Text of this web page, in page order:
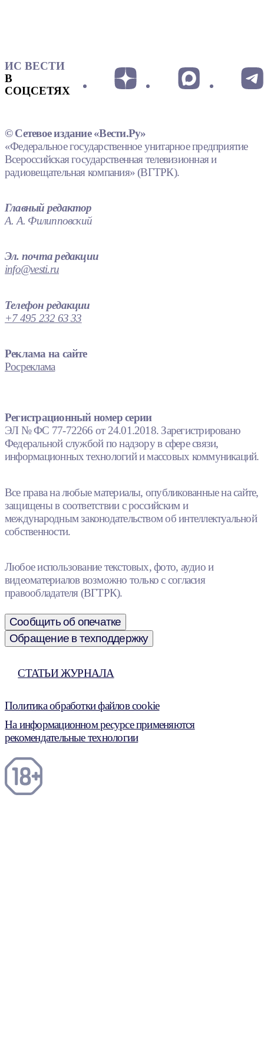
ИС ВЕСТИ
В
СОЦСЕТЯХ
© Сетевое издание «Вести.Ру»
«Федеральное государственное унитарное предприятие
Всероссийская государственная телевизионная и
радиовещательная компания» (ВГТРК).
Главный редактор
А. А. Филипповский
Эл. почта редакции
info@vesti.ru
Телефон редакции
+7 495 232 63 33
Реклама на сайте
Росреклама
Регистрационный номер серии
ЭЛ № ФС 77-72266 от 24.01.2018. Зарегистрировано
Федеральной службой по надзору в сфере связи,
информационных технологий и массовых коммуникаций.
Все права на любые материалы, опубликованные на сайте,
защищены в соответствии с российским и
международным законодательством об интеллектуальной
собственности.
Любое использование текстовых, фото, аудио и
видеоматериалов возможно только с согласия
правообладателя (ВГТРК).
Сообщить об опечатке
Обращение в техподдержку
СТАТЬИ ЖУРНАЛА
Политика обработки файлов cookie
На информационном ресурсе применяются
рекомендательные технологии